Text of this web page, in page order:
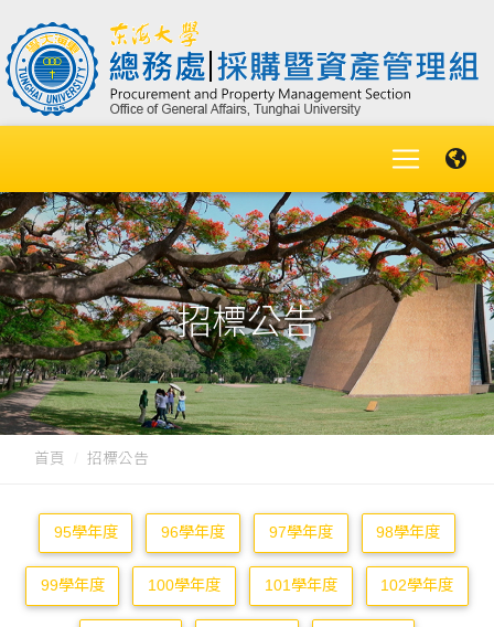
招標公告
首頁 招標公告
95學年度 96學年度 97學年度 98學年度
99學年度 100學年度 101學年度 102學年度